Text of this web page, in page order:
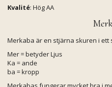
Kvalité: Hög AA
Merkaba är en stjärna skuren i ett
Mer = betyder Ljus
Ka = ande
ba = kropp